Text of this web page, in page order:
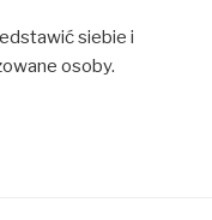
siebie i
osoby.